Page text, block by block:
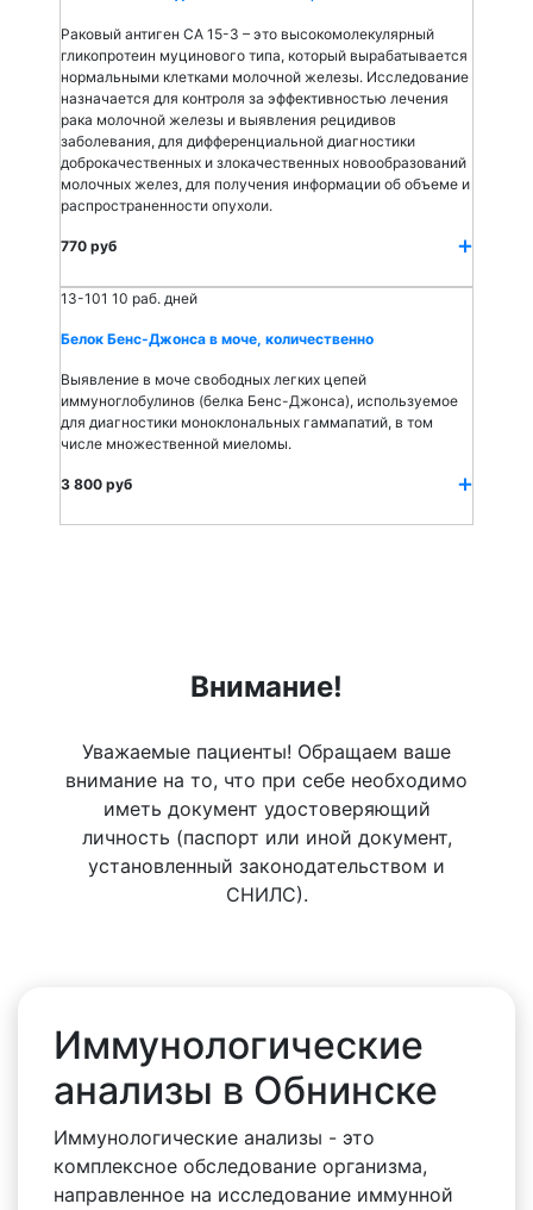
Раковый антиген СА 15-3 – это высокомолекулярный
гликопротеин муцинового типа, который вырабатывается
нормальными клетками молочной железы. Исследование
назначается для контроля за эффективностью лечения
рака молочной железы и выявления рецидивов
заболевания, для дифференциальной диагностики
доброкачественных и злокачественных новообразований
молочных желез, для получения информации об объеме и
распространенности опухоли.
770 руб
13-101 10 раб. дней
Белок Бенс-Джонса в моче, количественно
Выявление в моче свободных легких цепей
иммуноглобулинов (белка Бенс-Джонса), используемое
для диагностики моноклональных гаммапатий, в том
числе множественной миеломы.
3 800 руб
Внимание!
Уважаемые пациенты! Обращаем ваше
внимание на то, что при себе необходимо
иметь документ удостоверяющий
личность (паспорт или иной документ,
установленный законодательством и
СНИЛС).
Иммунологические
анализы в Обнинске
Иммунологические анализы - это
комплексное обследование организма,
направленное на исследование иммунной